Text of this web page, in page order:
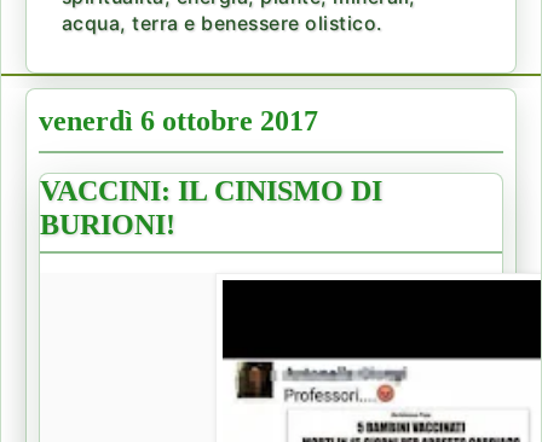
acqua, terra e benessere olistico.
venerdì 6 ottobre 2017
VACCINI: IL CINISMO DI
BURIONI!